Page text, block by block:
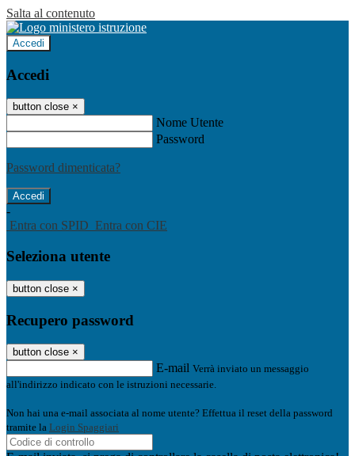
Salta al contenuto
Accedi
Accedi
button close ×
Nome Utente
Password
Password dimenticata?
-
Entra con SPID Entra con CIE
Seleziona utente
button close ×
Recupero password
button close ×
E-mail Verrà inviato un messaggio
all'indirizzo indicato con le istruzioni necessarie.
Non hai una e-mail associata al nome utente? Effettua il reset della password
tramite la Login Spaggiari